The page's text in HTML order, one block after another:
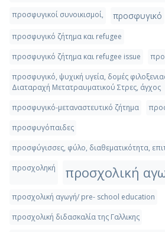
προσφυγικοί συνοικισμοί,
προσφυγικό
προσφυγικό ζήτημα και refugee
προσφυγικό ζήτημα και refugee issue
προσφυγικό, ψυχική υγεία, δομές
Διαταραχή Μετατραυματικού Στρες, άγχος
προσφυγικό-μεταναστευτικό ζήτημα
προσφυγόπαιδες
προσφύγισσες, φύλο, διαθεματικότητα,
προσχοληκή
προσχολική
προσχολική αγωγή/ pre- school education
προσχολική διδασκαλία της Γαλλικης